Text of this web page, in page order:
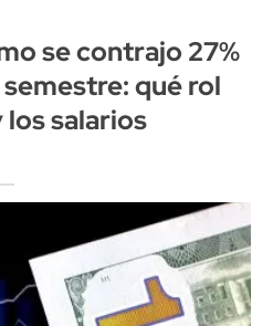
se contrajo 27%
qué rol
salarios